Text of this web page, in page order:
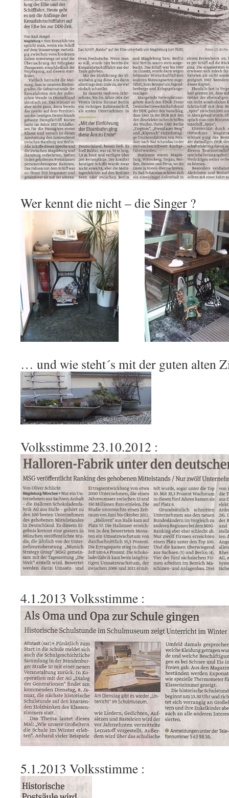
Wer kennt die nicht – die Singer ?
… und wie steht´s mit der guten alten
Volksstimme 23.10.2012 :
4.1.2013 Volksstimme :
5.1.2013 Volksstimme :